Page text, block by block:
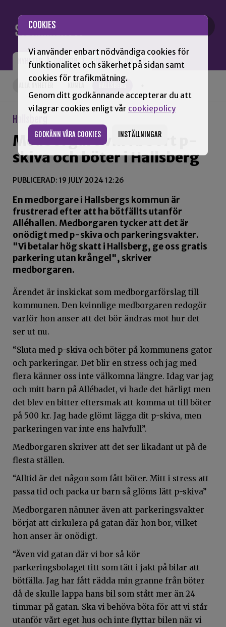
COOKIES
Vi använder enbart nödvändiga cookies för
funktionalitet och säkerhet på sidan samt
cookies för trafikmätning.
Genom ditt godkännande accepterar du att
vi lagrar cookies enligt vår cookiepolicy
GODKÄNN VÅRA COOKIES INSTÄLLNINGAR
NYHETER OPINION TIDNING OM SNN
HALLSBERG
Hallsberg
Medborgare vill få bort p-
skiva och böter i Hallsberg
PUBLICERAD: 19 JULY 2024 12:26
En medborgare i Hallsbergs kommun är
frustrerad efter att ha bötfällts utanför
Alléhallen. Medborgaren tycker att det är
onödigt med p-skiva och parkeringsvakter.
"Vi betalar hög skatt i Hallsberg, ge oss gratis
parkering utan krångel", skriver
medborgaren.
Ärendet är inskickat som medborgarförslag till
kommunen. Den kvinnlige medborgaren redogör
varför hon anser att det bör ändras mot hur det
ser ut nu.
“Sluta med p-skiva och böter på kommunens gator
och parkeringar. Det blir en stress och jag med
flera känner oss inte välkomna längre. Idag var jag
och mitt barn på Allébadet, vi hade det härligt men
det blev en bitter eftersmak att komma ut till böter
på 500 kr. Jag hade glömt lägga dit p-skiva, men
parkeringen var inte ens halvfull”.
Medborgaren skriver att det ser likadant ut på de
flesta ställen.
“Alltid är det någon som fått böter. Mitt i stress att
passa tid och packa ur barn så glöms lätt p-skiva”
Medborgaren nämner även att parkeringsvakter
börjat att cirkulera på gatan där hon bor, vilket
hon anser är onödigt.
“Även vid gatan där vi bor så kör
parkeringsbolaget titt som tätt i jakt på bilar att
bötfälla. Jag har fått rädda min granne från böter
då de skulle lappa hans bil som stått mer än 24
timmar på gatan. Ska vi behöva böta för att vi står
utanför vårt eget hus och inte flyttar bilen när vi